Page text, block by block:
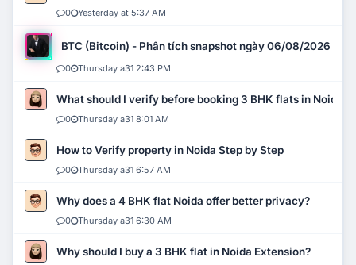
0 Yesterday at 5:37 AM
BTC (Bitcoin) - Phân tích snapshot ngày 06/08/2026
0 Thursday a31 2:43 PM
What should I verify before booking 3 BHK flats in Noida?
0 Thursday a31 8:01 AM
How to Verify property in Noida Step by Step
0 Thursday a31 6:57 AM
Why does a 4 BHK flat Noida offer better privacy?
0 Thursday a31 6:30 AM
Why should I buy a 3 BHK flat in Noida Extension?